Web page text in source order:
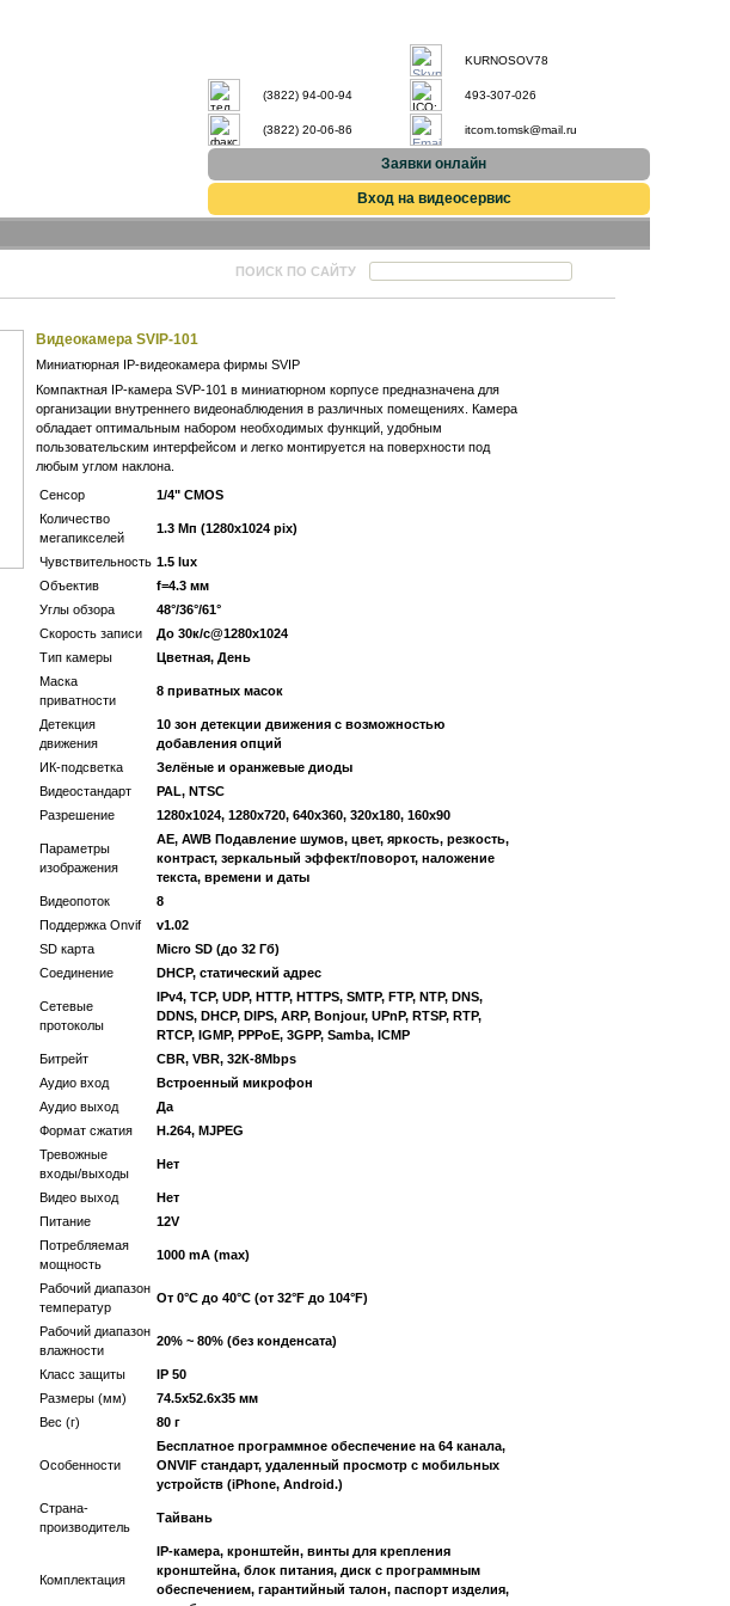
KURNOSOV78
(3822) 94-00-94 493-307-026
(3822) 20-06-86 itcom.tomsk@mail.ru
Заявки онлайн
Вход на видеосервис
ПОИСК ПО САЙТУ
Видеокамера SVIP-101
Миниатюрная IP-видеокамера фирмы SVIP
Компактная IP-камера SVP-101 в миниатюрном корпусе предназначена для
организации внутреннего видеонаблюдения в различных помещениях. Камера
обладает оптимальным набором необходимых функций, удобным
пользовательским интерфейсом и легко монтируется на поверхности под
любым углом наклона.
Сенсор
1/4" CMOS
Количество
мегапикселей
1.3 Мп (1280х1024 pix)
Чувствительность 1.5 lux
Объектив
f=4.3 мм
Углы обзора
48°/36°/61°
Скорость записи
До 30к/с@1280х1024
Тип камеры
Цветная, День
Маска
приватности
8 приватных масок
Детекция
движения
10 зон детекции движения с возможностью
добавления опций
ИК-подсветка
Зелёные и оранжевые диоды
Видеостандарт
PAL, NTSC
Разрешение
1280х1024, 1280х720, 640х360, 320х180, 160х90
Параметры
изображения
AE, AWB Подавление шумов, цвет, яркость, резкость,
контраст, зеркальный эффект/поворот, наложение
текста, времени и даты
Видеопоток
8
Поддержка Onvif
v1.02
SD карта
Micro SD (до 32 Гб)
Соединение
DHCP, статический адрес
Сетевые
протоколы
IPv4, TCP, UDP, HTTP, HTTPS, SMTP, FTP, NTP, DNS,
DDNS, DHCP, DIPS, ARP, Bonjour, UPnP, RTSP, RTP,
RTCP, IGMP, PPPoE, 3GPP, Samba, ICMP
Битрейт
CBR, VBR, 32К-8Mbps
Аудио вход
Встроенный микрофон
Аудио выход
Да
Формат сжатия
H.264, MJPEG
Тревожные
входы/выходы
Нет
Видео выход
Нет
Питание
12V
Потребляемая
мощность
1000 mA (max)
Рабочий диапазон
температур
От 0°C до 40°C (от 32°F до 104°F)
Рабочий диапазон
влажности
20% ~ 80% (без конденсата)
Класс защиты
IP 50
Размеры (мм)
74.5х52.6х35 мм
Вес (г)
80 г
Особенности
Бесплатное программное обеспечение на 64 канала,
ONVIF стандарт, удаленный просмотр с мобильных
устройств (iPhone, Android.)
Страна-
производитель
Тайвань
Комплектация
IP-камера, кронштейн, винты для крепления
кронштейна, блок питания, диск с программным
обеспечением, гарантийный талон, паспорт изделия,